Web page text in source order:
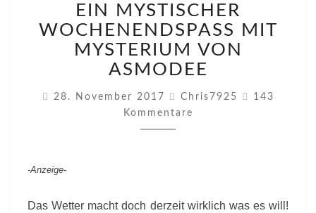
MYSTISCHER
WOCHENENDSPASS M
IT M
YSTERIUM V
ON A
EIN MYSTISCHER
WOCHENENDSPASS MIT M
YSTERIUM VON A
SMODEE
28. November 2017 Chris7925
143
Kommentare
-Anzeige-
Das Wetter macht doch derzeit wirklich was es will!